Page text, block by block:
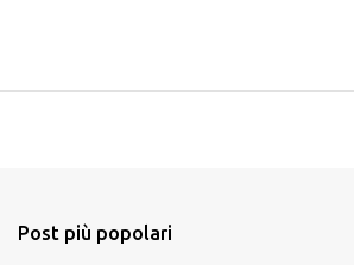
Post più popolari